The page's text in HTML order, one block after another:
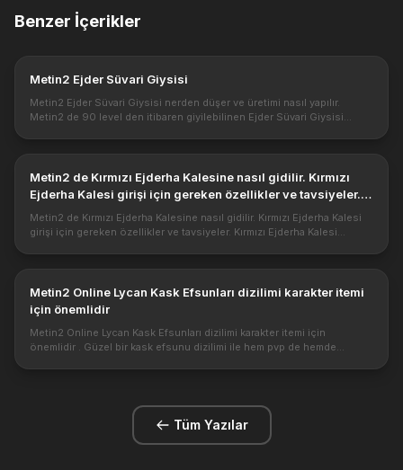
Benzer İçerikler
Metin2 Ejder Süvari Giysisi
Metin2 Ejder Süvari Giysisi nerden düşer ve üretimi nasıl yapılır.
Metin2 de 90 level den itibaren giyilebilinen Ejder Süvari Giysisi
Metin2 de Kırmızı Ejderha Kalesine nasıl gidilir. Kırmızı
Ejderha Kalesi girişi için gereken özellikler ve tavsiyeler.
Kırmızı Ejderha Kalesi tırmanış ve Razadör kesimi
Metin2 de Kırmızı Ejderha Kalesine nasıl gidilir. Kırmızı Ejderha Kalesi
girişi için gereken özellikler ve tavsiyeler. Kırmızı Ejderha Kalesi
Metin2 Online Lycan Kask Efsunları dizilimi karakter itemi
için önemlidir
Metin2 Online Lycan Kask Efsunları dizilimi karakter itemi için
önemlidir . Güzel bir kask efsunu dizilimi ile hem pvp de hemde
Tüm Yazılar